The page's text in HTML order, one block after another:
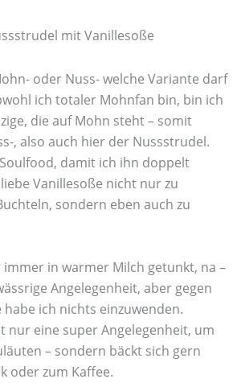
mit Vanillesoße
oder Nuss- welche Variante darf
ich totaler Mohnfan bin, bin ich
die auf Mohn steht – somit
, also auch hier der Nussstrudel.
damit ich ihn doppelt
Vanillesoße nicht nur zu
sondern eben auch zu
in warmer Milch getunkt, na –
Angelegenheit, aber gegen
habe ich nichts einzuwenden.
nur eine super Angelegenheit, um
– sondern bäckt sich gern
oder zum Kaffee.